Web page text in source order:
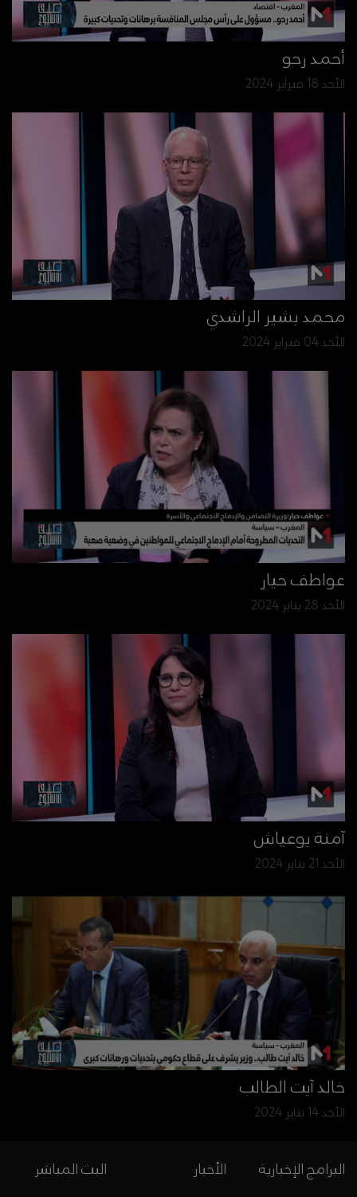
أحمد رحو
الأحد 18 فبراير 2024
محمد بشير الراشدي
الأحد 04 فبراير 2024
عواطف حيار
الأحد 28 يناير 2024
آمنة بوعياش
الأحد 21 يناير 2024
خالد آيت الطالب
الأحد 14 يناير 2024
البث المباشر الأخبار البرامج الإخبارية